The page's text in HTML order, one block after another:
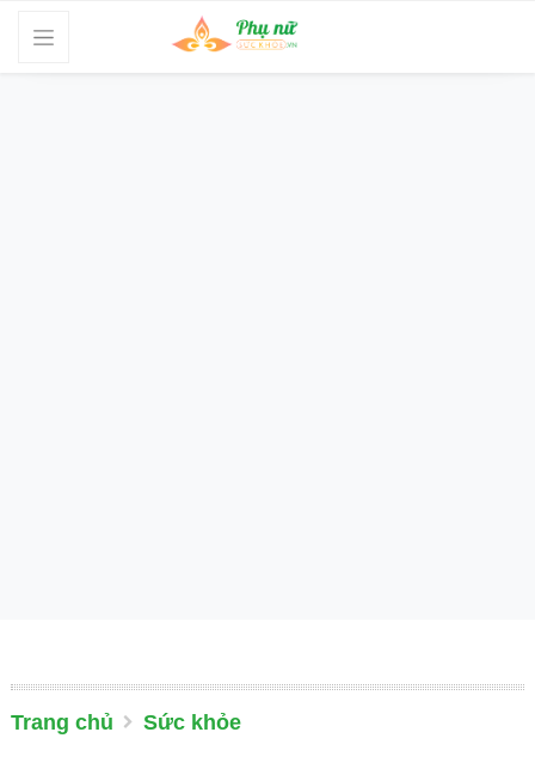
Trang chủ Sức khỏe